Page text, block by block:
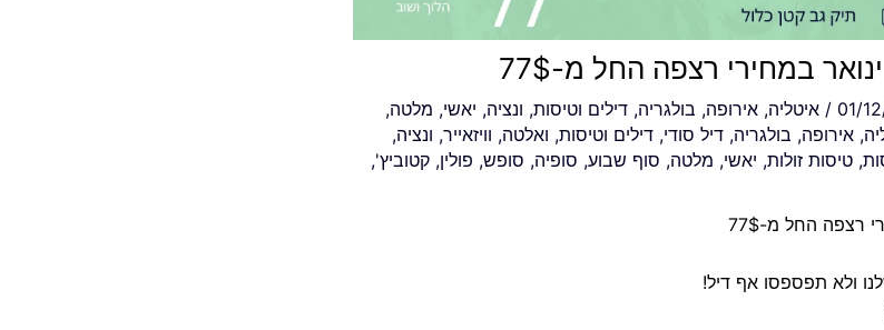
במחירי רצפה החל מ-77$
01/
/ איטליה, אירופה, בולגריה, דילים וטיסות, ונציה, יאשי, מלטה,
, אירופה, בולגריה, דיל סודי, דילים וטיסות, ואלטה, וויזאייר, ונציה,
, טיסות זולות, יאשי, מלטה, סוף שבוע, סופיה, סופש, פולין, קטוביץ',
רצפה החל מ-77$
ולא תפספסו אף דיל!